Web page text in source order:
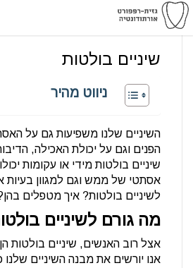
שיניים בולטות
ניווט מהיר
השיניים שלנו משפיעות גם על
הפנים וגם על יכולת האכילה,
שיניים בולטות מידי או עקומות
אסתטי של ממש וגם למגוון בעיות
לשיניים בולטות? איך מטפלים
מה גורם לשיניים
אצל רוב האנשים, שיניים בולטות
אנו יורשים את מבנה השיניים